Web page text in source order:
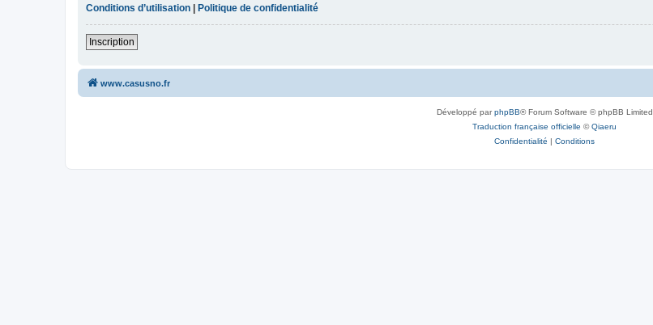
Conditions d’utilisation
Politique de confidentialité
Inscription
www.casusno.fr
Développé parphpBB® Forum Software © phpBB Limited
Traduction française officielle ©Qiaeru
Confidentialité | Conditions